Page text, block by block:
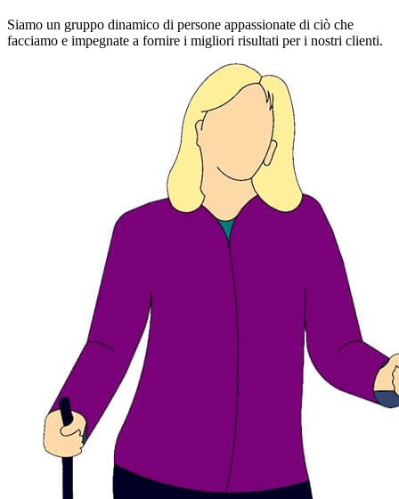
Siamo un gruppo dinamico di persone appassionate di ciò che
facciamo e impegnate a fornire i migliori risultati per i nostri clienti.